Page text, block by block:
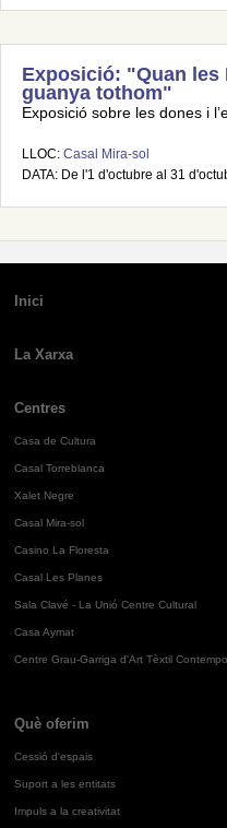
Exposició: "Quan les
guanya tothom"
Exposició sobre les dones i
LLOC: Casal Mira-sol
DATA: De l'1 d'octubre al 31
Inici
La Xarxa
Centres
Casa de Cultura
Casal Torreblanca
Xalet Negre
Casal Mira-sol
Casino La Floresta
Casal Les Planes
Sala Clavé - La Unió Centre Cultural
Casa Aymat
Centre Grau-Garriga d'Art Tèxtil
Què oferim
Cessió d'espais
Suport a les entitats
Impuls a la creativitat